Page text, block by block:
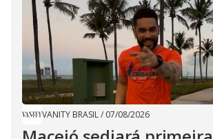
VANITY BRASIL/ 07/08/2026